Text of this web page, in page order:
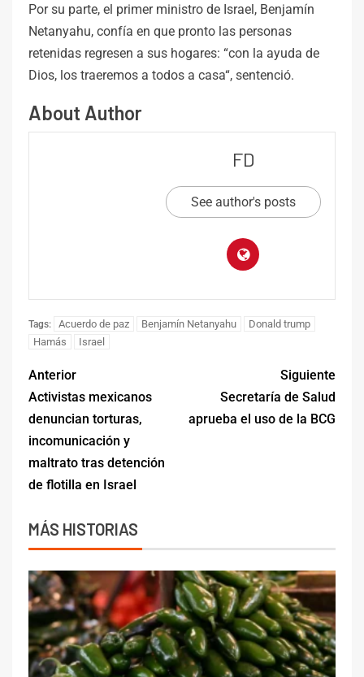
Por su parte, el primer ministro de Israel, Benjamín
Netanyahu, confía en que pronto las personas
retenidas regresen a sus hogares: “con la ayuda de
Dios, los traeremos a todos a casa“, sentenció.
About Author
FD
See author's posts
Tags: Acuerdo de paz Benjamín Netanyahu
Donald trump
Hamás
Israel
Anterior
Activistas mexicanos
denuncian torturas,
incomunicación y
maltrato tras detención
de flotilla en Israel
Siguiente
Secretaría de Salud
aprueba el uso de la BCG
MÁS HISTORIAS